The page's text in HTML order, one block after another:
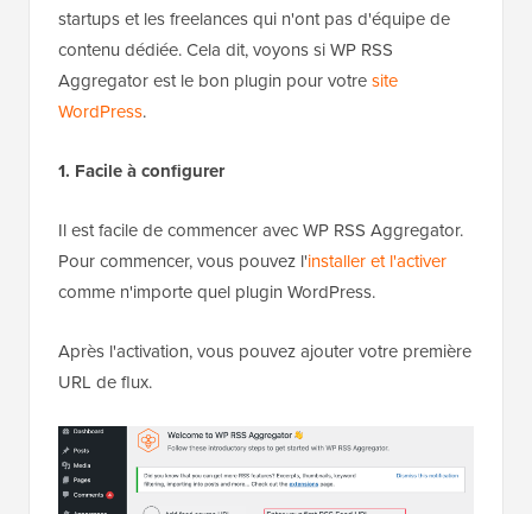
startups et les freelances qui n'ont pas d'équipe de
contenu dédiée. Cela dit, voyons si WP RSS
Aggregator est le bon plugin pour votresite
WordPress.
1. Facile à configurer
Il est facile de commencer avec WP RSS Aggregator.
Pour commencer, vous pouvez l'installer et l'activer
comme n'importe quel plugin WordPress.
Après l'activation, vous pouvez ajouter votre première
URL de flux.